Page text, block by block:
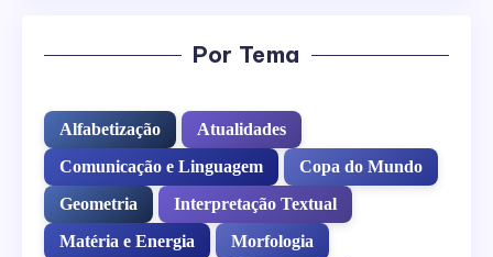
Por Tema
Alfabetização
Atualidades
Comunicação e Linguagem
Copa do Mundo
Geometria
Interpretação Textual
Matéria e Energia
Morfologia